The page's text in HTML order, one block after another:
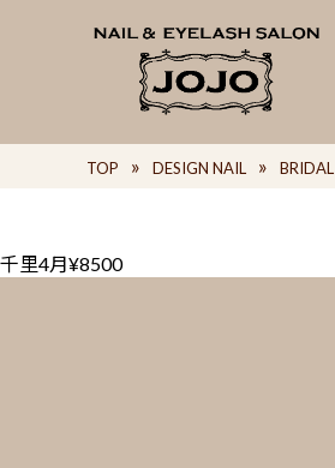
TOP DESIGN NAIL BRIDAL
千里4月¥8500